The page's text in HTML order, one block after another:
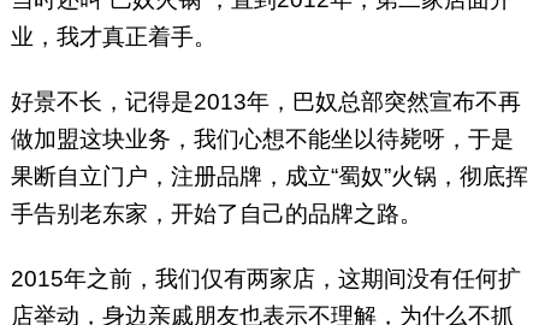
业，我才真正着手。
好景不长，记得是2013年，巴奴总部突然宣布不再
做加盟这块业务，我们心想不能坐以待毙呀，于是
果断自立门户，注册品牌，成立“蜀奴”火锅，彻底挥
手告别老东家，开始了自己的品牌之路。
2015年之前，我们仅有两家店，这期间没有任何扩
店举动，身边亲戚朋友也表示不理解，为什么不抓